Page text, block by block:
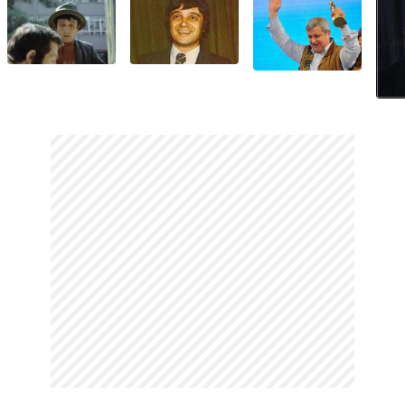
doğumlu Günsu adında bir kızı daha oldu.